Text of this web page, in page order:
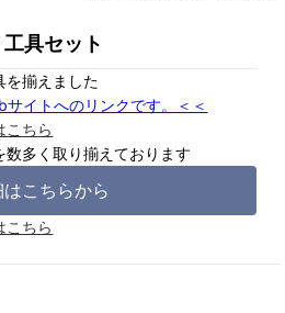
具セット
を揃えました
サイトへのリンクです。＜＜
こちら
多く取り揃えております
こちらから
こちら